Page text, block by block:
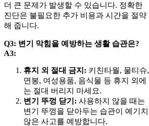
더 큰 문제가 발생할 수 있습니다. 정확한
진단은 불필요한 추가 비용과 시간을 절약
해 줍니다.
Q3: 변기 막힘을 예방하는 생활 습관은?
A3:
휴지 외 절대 금지: 키친타월, 물티슈,
면봉, 여성용품, 음식물 등 휴지 외에
는 절대 버리지 마세요.
변기 뚜껑 닫기: 사용하지 않을 때는
변기 뚜껑을 닫아두는 습관이 예기치
않은 사고를 예방합니다.